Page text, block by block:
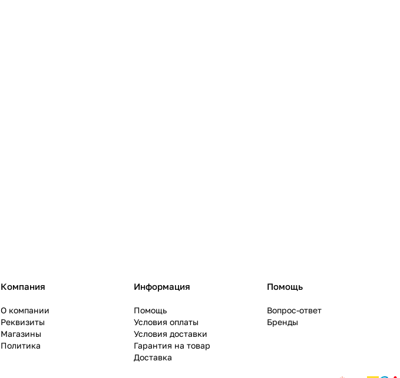
Компания
О компании
Реквизиты
Магазины
Политика
Информация
Помощь
Условия оплаты
Условия доставки
Гарантия на товар
Доставка
Помощь
Вопрос-ответ
Бренды